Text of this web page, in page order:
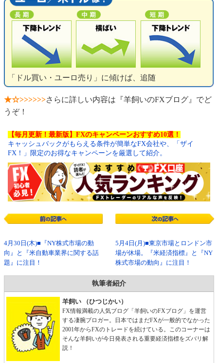
「ドル買い・ユーロ売り」に傾けば、追随
★☆>>>>>>さらに詳しい内容は『羊飼いのFXブログ』でど
うぞ！
【毎月更新！最新版】FXのキャンペーンおすすめ10選！
キャッシュバックがもらえる条件が簡単なFX会社や、「ザイ
FX！」限定のお得なキャンペーンを厳選して紹介。
4月30日(木)■『NY株式市場の動
向』と『米自動車業界に関する話
題』に注目！
5月4日(月)■東京市場とロンドン市
場が休場。『米経済指標』と『NY
株式市場の動向』に注目！
執筆者紹介
羊飼い （ひつじかい）
FX情報満載の人気ブログ「羊飼いのFXブログ」を運営
する凄腕ブロガー。日本ではまだFXが一般的でなかった
2001年からFXのトレードを続けている。このコーナーは
そんな羊飼いが今日発表される重要経済指標をズバリ解
説！